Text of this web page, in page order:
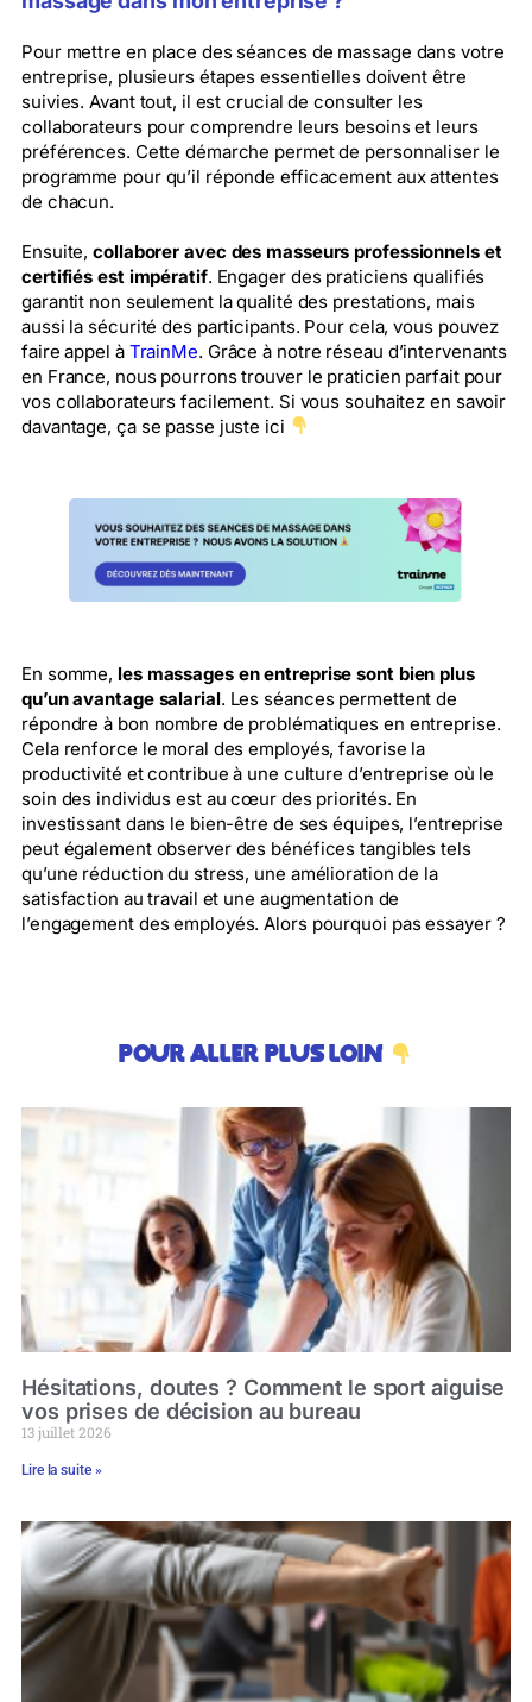
Pour mettre en place des séances de massage dans votre
entreprise, plusieurs étapes essentielles doivent être
suivies. Avant tout, il est crucial de consulter les
collaborateurs pour comprendre leurs besoins et leurs
préférences. Cette démarche permet de personnaliser le
programme pour qu’il réponde efficacement aux attentes
de chacun.
Ensuite,collaborer avec des masseurs professionnels et
certifiés est impératif. Engager des praticiens qualifiés
garantit non seulement la qualité des prestations, mais
aussi la sécurité des participants. Pour cela, vous pouvez
faire appel à TrainMe. Grâce à notre réseau d’intervenants
en France, nous pourrons trouver le praticien parfait pour
vos collaborateurs facilement. Si vous souhaitez en savoir
davantage, ça se passe juste ici
En somme, les massages en entreprise sont bien plus
qu’un avantage salarial. Les séances permettent de
répondre à bon nombre de problématiques en entreprise.
Cela renforce le moral des employés, favorise la
productivité et contribue à une culture d’entreprise où le
soin des individus est au cœur des priorités. En
investissant dans le bien-être de ses équipes, l’entreprise
peut également observer des bénéfices tangibles tels
qu’une réduction du stress, une amélioration de la
satisfaction au travail et une augmentation de
l’engagement des employés. Alors pourquoi pas essayer ?
Pour aller plus loin
Hésitations, doutes ? Comment le sport aiguise
vos prises de décision au bureau
13 juillet 2026
Lire la suite »